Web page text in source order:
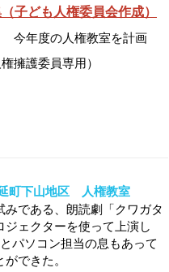
子ども人権委員会作成）
今年度の人権教室を計画
擁護委員専用）
町下山地区 人権教室
みである、朗読劇「クワガタ
ジェクターを使って上演し
パソコン担当の息もあって
できた。